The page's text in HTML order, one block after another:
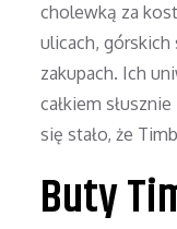
cholewką za
ulicach, górskich
zakupach. Ich
całkiem
się stało, że
Buty